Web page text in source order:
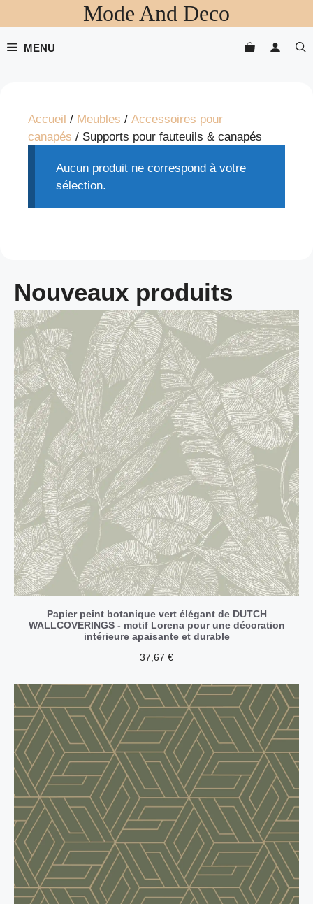
au
contenu
Mode And Deco
MENU
Accueil / Meubles / Accessoires pour
canapés / Supports pour fauteuils & canapés
Aucun produit ne correspond à votre
sélection.
Nouveaux produits
Papier peint botanique vert élégant de DUTCH
WALLCOVERINGS - motif Lorena pour une décoration
intérieure apaisante et durable
37,67 €